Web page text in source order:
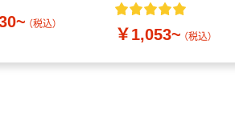
（税込）
￥1,053~ （税込）